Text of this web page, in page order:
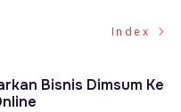
Index
Bisnis Dimsum Ke